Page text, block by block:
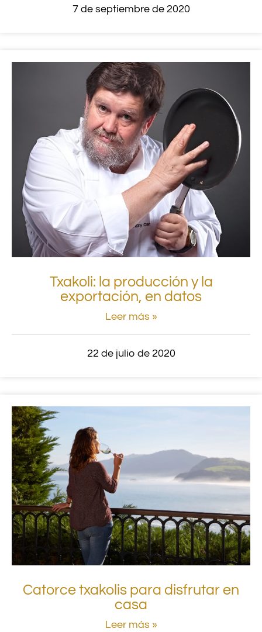
7 de septiembre de 2020
Txakoli: la producción y la
exportación, en datos
Leer más »
22 de julio de 2020
Catorce txakolis para disfrutar en
casa
Leer más »